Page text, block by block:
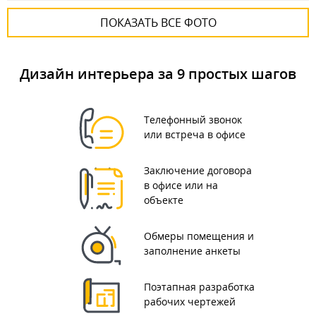
ПОКАЗАТЬ ВСЕ ФОТО
Дизайн интерьера за 9 простых шагов
Телефонный звонок
или встреча в офисе
Заключение договора
в офисе или на
объекте
Обмеры помещения и
заполнение анкеты
Поэтапная разработка
рабочих чертежей